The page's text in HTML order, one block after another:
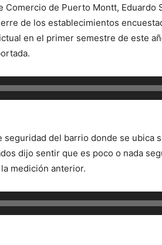
Comercio de Puerto Montt, Eduardo
de los establecimientos
en el primer semestre de este
seguridad del barrio donde se ubica
dijo sentir que es poco o nada
medición anterior.